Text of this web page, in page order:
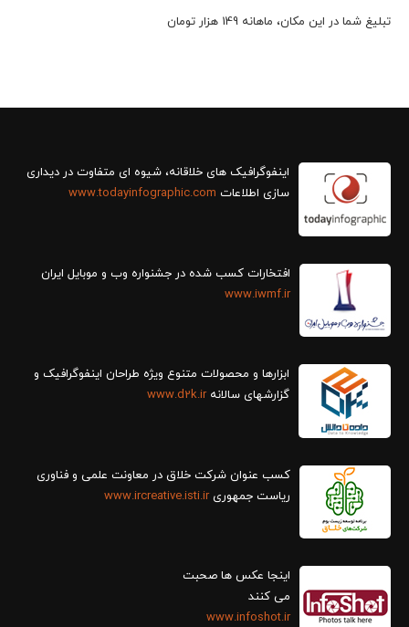
تبلیغ شما در این مکان، ماهانه 149 هزار تومان
سازی اطلاعات www.todayinfographic.com
افتخارات کسب شده در جشنواره وب و موبایل ایران
www.iwmf.ir
ابزارها و محصولات متنوع ویژه طراحان اینفوگرافیک و
گزارش‎های سالانه
www.d2k.ir
کسب عنوان شرکت خلاق در معاونت علمی و فناوری
ریاست جمهوریwww.ircreative.isti.ir
اینجا عکس ها صحبت
می کنند
www.infoshot.ir